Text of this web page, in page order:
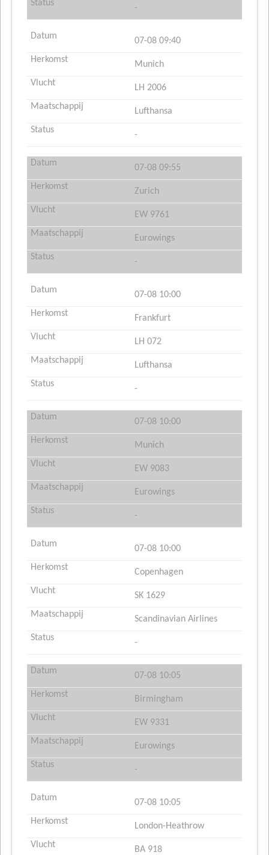
-
07-08 09:40
Munich
LH 2006
Lufthansa
-
07-08 09:55
Zurich
EW 9761
Eurowings
-
07-08 10:00
Frankfurt
LH 072
Lufthansa
-
07-08 10:00
Munich
EW 9083
Eurowings
-
07-08 10:00
Copenhagen
SK 1629
Scandinavian Airlines
-
07-08 10:05
Birmingham
EW 9331
Eurowings
-
07-08 10:05
London-Heathrow
BA 918